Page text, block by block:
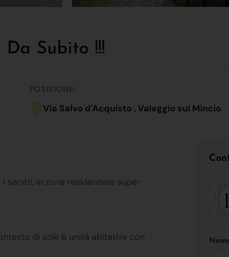
Subito !!!
POSIZIONE:
Via Salvo d'Acquisto , Valeggio sul Mincio
in zona residenziale super
di sole 6 unità abitative con